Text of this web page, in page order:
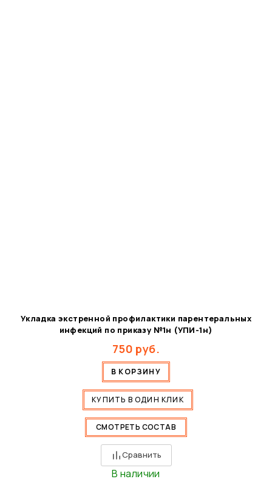
Укладка экстренной профилактики парентеральных
инфекций по приказу №1н (УПИ-1н)
750 руб.
В КОРЗИНУ
КУПИТЬ В ОДИН КЛИК
СМОТРЕТЬ СОСТАВ
Сравнить
В наличии